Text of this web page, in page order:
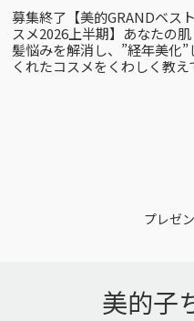
募集終了【美的GRANDベス
スメ2026上半期】あなたの肌
髪悩みを解消し、”経年美化”
くれたコスメをくわしく教え
プレゼ
美的子